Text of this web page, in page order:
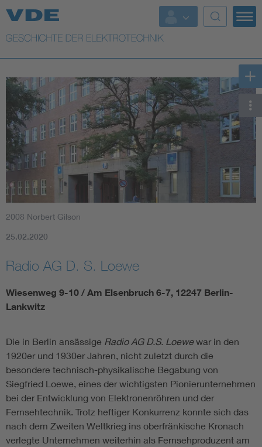
Top Themen
Weitere Themen
2008 Norbert Gilson
25.02.2020
Radio AG D. S. Loewe
Wiesenweg 9-10 / Am Elsenbruch 6-7, 12247 Berlin-
Lankwitz
Die in Berlin ansässige Radio AG D.S. Loewewar in den
1920er und 1930er Jahren, nicht zuletzt durch die
besondere technisch-physikalische Begabung von
Siegfried Loewe, eines der wichtigsten Pionierunternehmen
bei der Entwicklung von Elektronenröhren und der
Fernsehtechnik. Trotz heftiger Konkurrenz konnte sich das
nach dem Zweiten Weltkrieg ins oberfränkische Kronach
verlegte Unternehmen weiterhin als Fernsehproduzent am